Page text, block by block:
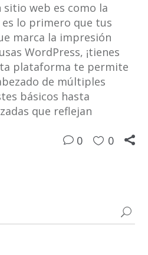
sitio web es como la
lo primero que tus
marca la impresión
WordPress, ¡tienes
plataforma te permite
de múltiples
básicos hasta
que reflejan
0 0